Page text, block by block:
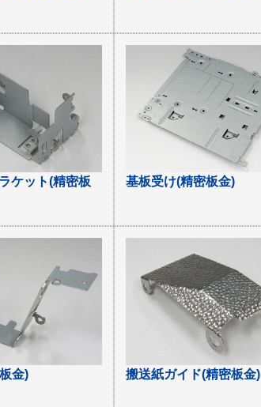
ケット(精密板
基板受け(精密板金)
金) 搬送紙ガイド(精密板金)